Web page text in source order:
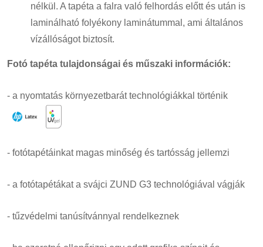
nélkül. A tapéta a falra való felhordás előtt és után is
laminálható folyékony laminátummal, ami általános
vízállóságot biztosít.
Fotó tapéta tulajdonságai és műszaki információk:
- a nyomtatás környezetbarát technológiákkal történik
- fotótapétáinkat magas minőség és tartósság jellemzi
- a fotótapétákat a svájci ZUND G3 technológiával vágják
- tűzvédelmi tanúsítvánnyal rendelkeznek